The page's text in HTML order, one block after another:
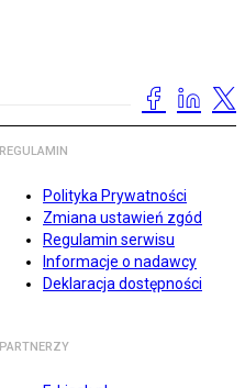
REGULAMIN
Polityka Prywatności
Zmiana ustawień zgód
Regulamin serwisu
Informacje o nadawcy
Deklaracja dostępności
PARTNERZY